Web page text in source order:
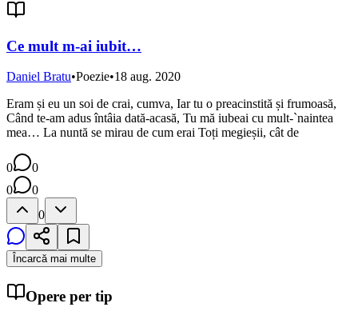
Ce mult m-ai iubit…
Daniel Bratu•Poezie•18 aug. 2020
Eram și eu un soi de crai, cumva, Iar tu o preacinstită și frumoasă,
Când te-am adus întâia dată-acasă, Tu mă iubeai cu mult-`naintea
mea… La nuntă se mirau de cum erai Toți megieșii, cât de
0
0
0
0
0
Încarcă mai multe
Opere per tip